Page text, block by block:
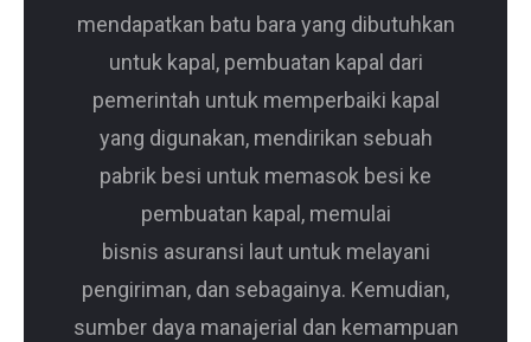
mendapatkan batu bara yang dibutuhkan
untuk kapal, pembuatan kapal dari
pemerintah untuk memperbaiki kapal
yang digunakan, mendirikan sebuah
pabrik besi untuk memasok besi ke
pembuatan kapal, memulai
bisnis asuransi laut untuk melayani
pengiriman, dan sebagainya. Kemudian,
sumber daya manajerial dan kemampuan